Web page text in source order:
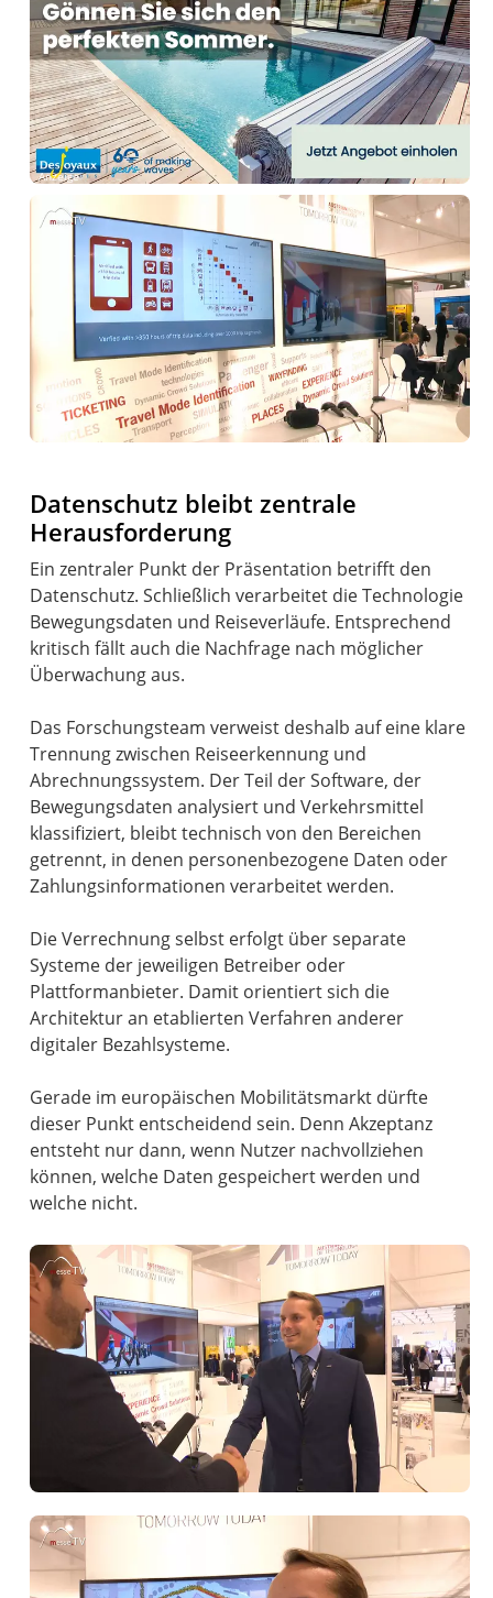
Anzeige
Datenschutz bleibt zentrale
Herausforderung
Ein zentraler Punkt der Präsentation betrifft den
Datenschutz. Schließlich verarbeitet die Technologie
Bewegungsdaten und Reiseverläufe. Entsprechend
kritisch fällt auch die Nachfrage nach möglicher
Überwachung aus.
Das Forschungsteam verweist deshalb auf eine klare
Trennung zwischen Reiseerkennung und
Abrechnungssystem. Der Teil der Software, der
Bewegungsdaten analysiert und Verkehrsmittel
klassifiziert, bleibt technisch von den Bereichen
getrennt, in denen personenbezogene Daten oder
Zahlungsinformationen verarbeitet werden.
Die Verrechnung selbst erfolgt über separate
Systeme der jeweiligen Betreiber oder
Plattformanbieter. Damit orientiert sich die
Architektur an etablierten Verfahren anderer
digitaler Bezahlsysteme.
Gerade im europäischen Mobilitätsmarkt dürfte
dieser Punkt entscheidend sein. Denn Akzeptanz
entsteht nur dann, wenn Nutzer nachvollziehen
können, welche Daten gespeichert werden und
welche nicht.